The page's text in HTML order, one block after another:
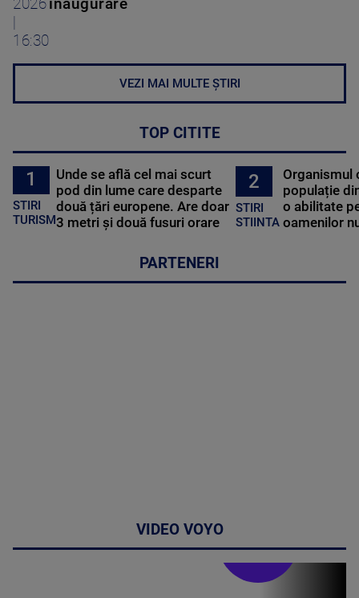
2026
16:30
inaugurare
VEZI MAI MULTE ȘTIRI
TOP CITITE
1
STIRI
TURISM
Unde se află cel mai scurt
pod din lume care desparte
două țări europene. Are doar
3 metri și două fusuri orare
2
STIRI
STIINTA
Organismul
populație
o abilitate
oamenilor
PARTENERI
VIDEO VOYO